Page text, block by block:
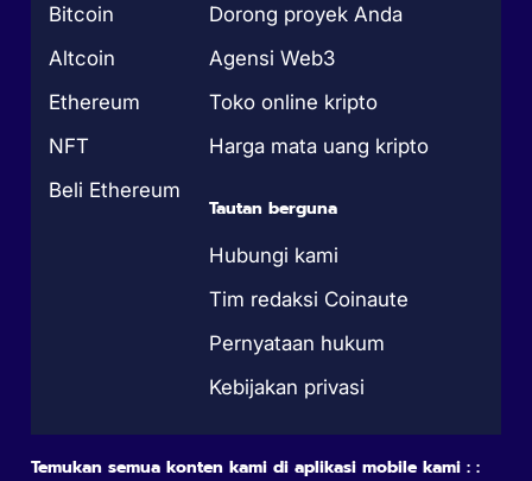
Bitcoin
Altcoin
Ethereum
NFT
Beli Ethereum
Dorong proyek Anda
Agensi Web3
Toko online kripto
Harga mata uang kripto
Tautan berguna
Hubungi kami
Tim redaksi Coinaute
Pernyataan hukum
Kebijakan privasi
Temukan semua konten kami di aplikasi mobile kami : :